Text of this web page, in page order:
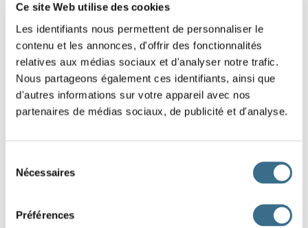
Ce site Web utilise des cookies
Les identifiants nous permettent de personnaliser le
contenu et les annonces, d'offrir des fonctionnalités
relatives aux médias sociaux et d'analyser notre trafic.
Nous partageons également ces identifiants, ainsi que
d'autres informations sur votre appareil avec nos
partenaires de médias sociaux, de publicité et d'analyse.
Nécessaires
Préférences
Glisse en bout de phrase le groupe du nom qui peut
Jeu de grammaire : Le pronom personnel - 1
Glisse en bout de phrase le groupe du nom qui peut
remplacer le pronom personnel en orange.
Glisse en bout de phrase le groupe du nom qui peut
remplacer le pronom personnel en orange.
L'infinitif des verbes pronominaux - 2